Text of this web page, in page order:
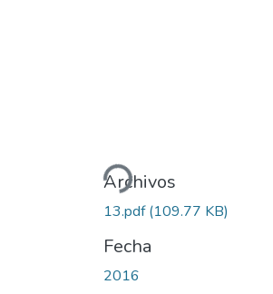
Cargando...
Archivos
13.pdf(109.77 KB)
Fecha
2016